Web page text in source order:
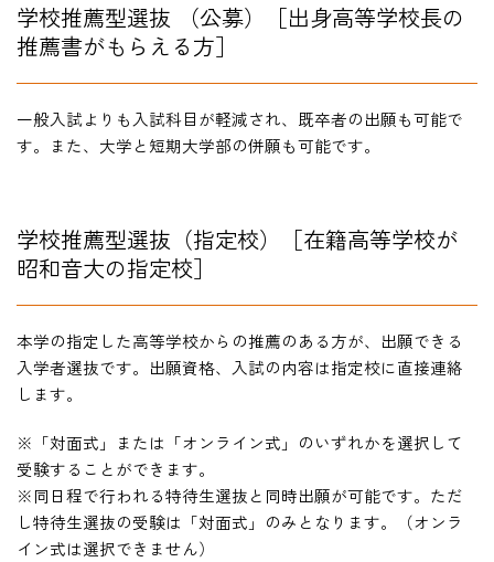
HOME
入試・受験生向け
大学・短大
修士・博士
キャリア・就職
大学紹介
在学生の方
学校推薦型選抜 （公募）［出身高等学校長の
推薦書がもらえる方］
一般入試よりも入試科目が軽減され、既卒者の出願も可能で
す。また、大学と短期大学部の併願も可能です。
学校推薦型選抜（指定校）［在籍高等学校が
昭和音大の指定校］
本学の指定した高等学校からの推薦のある方が、出願できる
入学者選抜です。出願資格、入試の内容は指定校に直接連絡
します。
※「対面式」または「オンライン式」のいずれかを選択して
受験することができます。
※同日程で行われる特待生選抜と同時出願が可能です。ただ
し特待生選抜の受験は「対面式」のみとなります。（オンラ
イン式は選択できません）